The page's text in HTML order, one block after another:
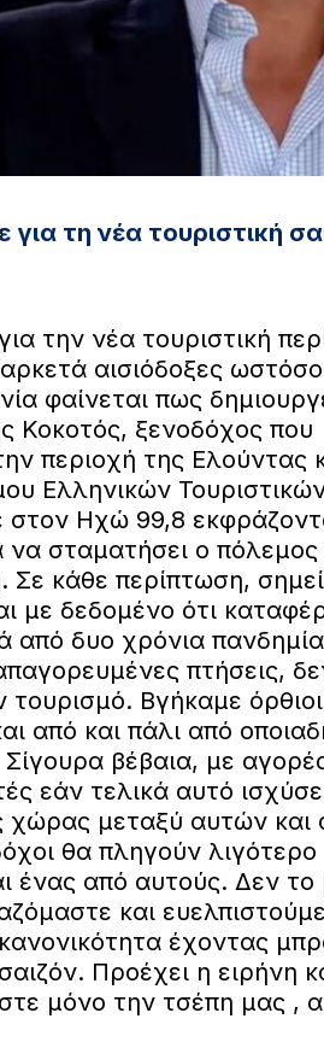
τη νέα τουριστική
την νέα τουριστική
αισιόδοξες
φαίνεται πως
Κοκοτός, ξενοδόχος που
περιοχή της Ελούντας
Ελληνικών
στον Ηχώ 99,8
να σταματήσει ο πόλεμος
Σε κάθε περίπτωση,
με δεδομένο ότι
από δυο χρόνια
πτήσεις,
τουρισμό. Βγήκαμε
από και πάλι από
βέβαια, με
εάν τελικά αυτό
χώρας μεταξύ αυτών και
θα πληγούν λιγότερο
ένας από αυτούς. Δεν το
και
έχοντας
Προέχει η ειρήνη
μόνο την τσέπη μας ,